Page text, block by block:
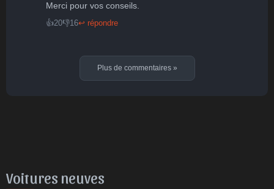
Merci pour vos conseils.
👍20👎16↩ répondre
Plus de commentaires »
Voitures neuves